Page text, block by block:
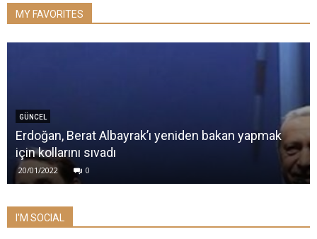
MY FAVORITES
GÜNCEL
Erdoğan, Berat Albayrak’ı yeniden bakan yapmak
için kollarını sıvadı
20/01/2022 0
I'M SOCIAL